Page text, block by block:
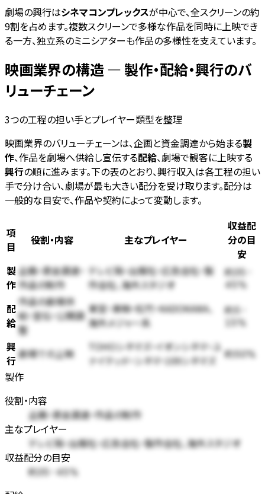
劇場の興行はシネマコンプレックスが中心で、全スクリーンの約
9割を占めます。複数スクリーンで多様な作品を同時に上映でき
る一方、独立系のミニシアターも作品の多様性を支えています。
映画業界の構造 — 製作・配給・興行のバ
リューチェーン
3つの工程の担い手とプレイヤー類型を整理
映画業界のバリューチェーンは、企画と資金調達から始まる製
作、作品を劇場へ供給し宣伝する配給、劇場で観客に上映する
興行の順に進みます。下の表のとおり、興行収入は各工程の担い
手で分け合い、劇場が最も大きい配分を受け取ります。配分は
一般的な目安で、作品や契約によって変動します。
項
目
役割・内容 主なプレイヤー
収益配
分の目
安
製
作
企画・資金調達・
作品の制作
テレビ局・出版社・広告会社・製
作会社、海外スタジオ
約35-
45%
配
給
作品の劇場供
給・宣伝・公開調
整
東宝・東映・松竹・KADOKAWA、
海外メジャー系
約5-
15%
興
行劇場での上映
TOHOシネマズ・イオンシネマ・ユ
ナイテッド・シネマ・109シネマズ
約50%
製作
役割・内容
企画・資金調達・作品の制作
主なプレイヤー
テレビ局・出版社・広告会社・製作会社、海外スタジオ
収益配分の目安
約35-45%